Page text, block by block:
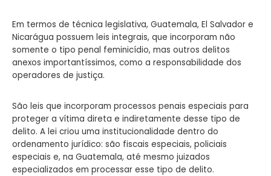
Em termos de técnica legislativa, Guatemala, El Salvador e
Nicarágua possuem leis integrais, que incorporam não
somente o tipo penal feminicídio, mas outros delitos
anexos importantíssimos, como a responsabilidade dos
operadores de justiça.
São leis que incorporam processos penais especiais para
proteger a vítima direta e indiretamente desse tipo de
delito. A lei criou uma institucionalidade dentro do
ordenamento jurídico: são fiscais especiais, policiais
especiais e, na Guatemala, até mesmo juizados
especializados em processar esse tipo de delito.